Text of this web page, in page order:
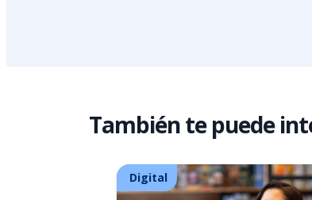
También te puede
Digital